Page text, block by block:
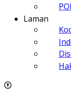
Laman